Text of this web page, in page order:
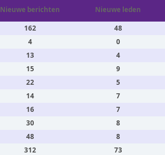
Nieuwe berichten Nieuwe leden
162 48
4 0
13 4
15 9
22 5
14 7
16 7
30 8
48 8
312 73